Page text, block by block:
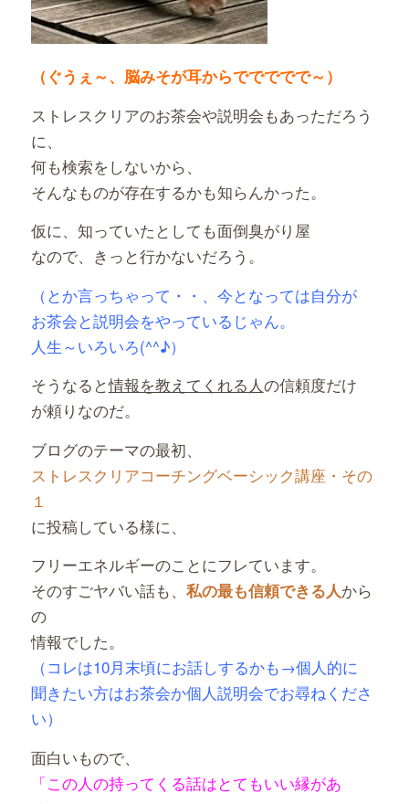
（ぐうぇ～、脳みそが耳からででででで～）
ストレスクリアのお茶会や説明会もあっただろう
に、
何も検索をしないから、
そんなものが存在するかも知らんかった。
仮に、知っていたとしても面倒臭がり屋
なので、きっと行かないだろう。
（とか言っちゃって・・、今となっては自分が
お茶会と説明会をやっているじゃん。
人生～いろいろ(^^♪）
そうなると情報を教えてくれる 人の信頼度だけ
が頼りなのだ。
ブログのテーマの最初、
ストレスクリアコーチングベーシック講座・その
１
に投稿している様に、
フリーエネルギーのことにフレています。
そのすごヤバい話も、 私の最も信頼できる人から
の
情報でした。
（コレは10月末頃にお話しするかも→個人的に
聞きたい方はお茶会か個人説明会でお尋ねくださ
い）
面白いもので、
「この人の持ってくる話はとてもいい縁があ